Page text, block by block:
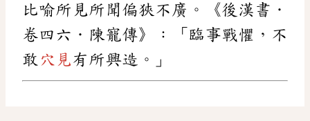
比喻所見所聞偏狹不廣。《後漢書．
卷四六．陳寵傳》：「臨事戰懼，不
敢 穴見有所興造。」